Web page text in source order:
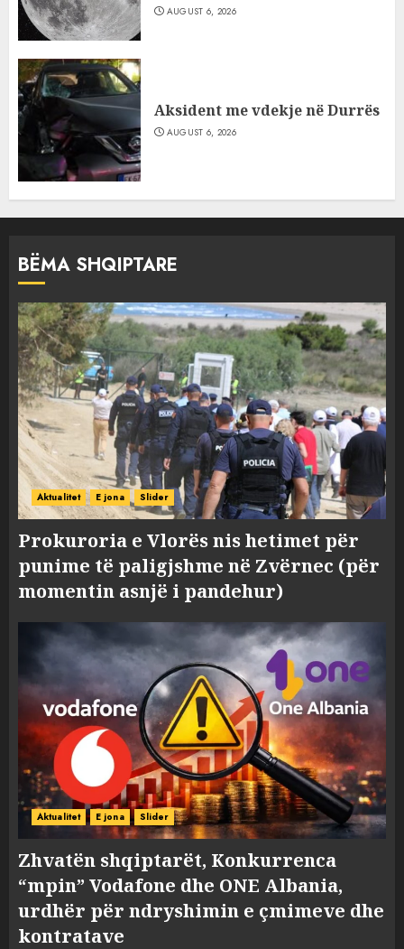
AUGUST 6, 2026
Aksident me vdekje në Durrës
AUGUST 6, 2026
BËMA SHQIPTARE
Aktualitet E jona Slider
Prokuroria e Vlorës nis hetimet për
punime të paligjshme në Zvërnec (për
momentin asnjë i pandehur)
Aktualitet E jona Slider
Zhvatën shqiptarët, Konkurrenca
“mpin” Vodafone dhe ONE Albania,
urdhër për ndryshimin e çmimeve dhe
kontratave